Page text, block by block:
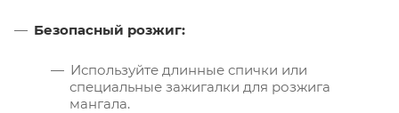
Безопасный розжиг:
Используйте длинные спички или
специальные зажигалки для розжига
мангала.